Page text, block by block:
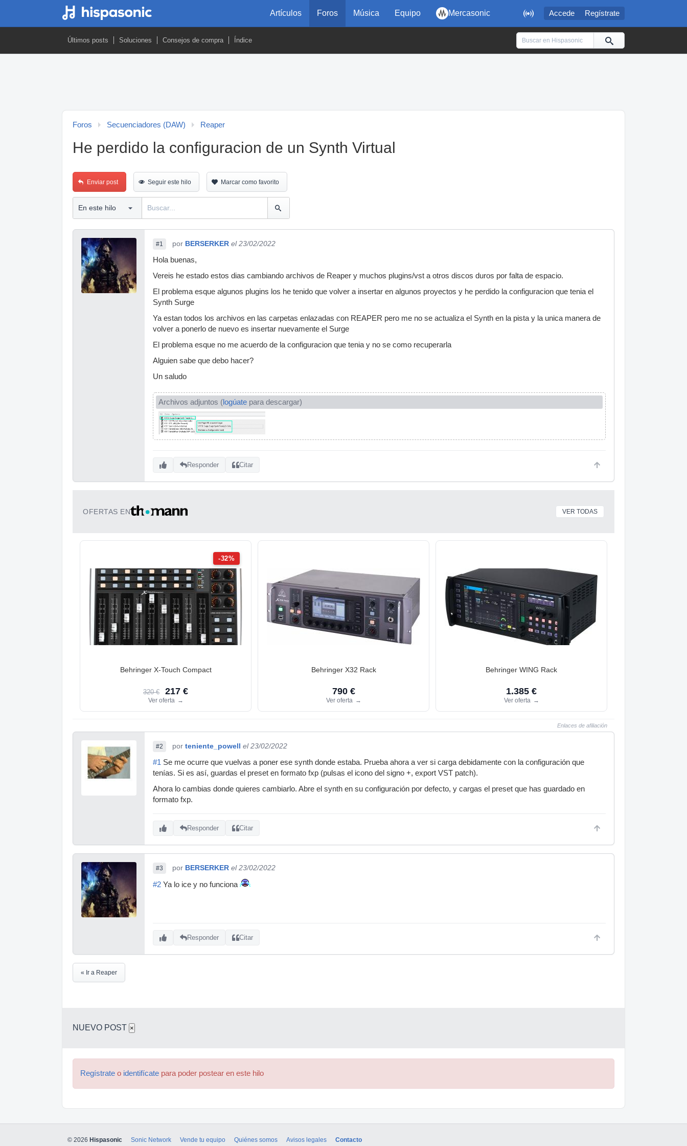
 Accede Regístrate
Artículos Foros Música Equipo Mercasonic
Últimos posts Soluciones Consejos de compra Índice
Foros Secuenciadores (DAW) Reaper
He perdido la configuracion de un Synth Virtual
Enviar post Seguir este hilo Marcar como favorito
#1 por BERSERKER el 23/02/2022
Hola buenas,
Vereis he estado estos dias cambiando archivos de Reaper y muchos plugins/vst a otros discos duros por falta de espacio.
El problema esque algunos plugins los he tenido que volver a insertar en algunos proyectos y he perdido la configuracion que tenia el
Synth Surge
Ya estan todos los archivos en las carpetas enlazadas con REAPER pero me no se actualiza el Synth en la pista y la unica manera de
volver a ponerlo de nuevo es insertar nuevamente el Surge
El problema esque no me acuerdo de la configuracion que tenia y no se como recuperarla
Alguien sabe que debo hacer?
Un saludo
Archivos adjuntos (logúate para descargar)
Responder Citar
OFERTAS EN VER TODAS
-32%
Behringer X-Touch Compact
320 € 217 €
Ver oferta →
Behringer X32 Rack
790 €
Ver oferta →
Behringer WING Rack
1.385 €
Ver oferta →
Enlaces de afiliación
#2 por teniente_powell el 23/02/2022
#1 Se me ocurre que vuelvas a poner ese synth donde estaba. Prueba ahora a ver si carga debidamente con la configuración que
tenías. Si es así, guardas el preset en formato fxp (pulsas el icono del signo +, export VST patch).
Ahora lo cambias donde quieres cambiarlo. Abre el synth en su configuración por defecto, y cargas el preset que has guardado en
formato fxp.
Responder Citar
#3 por BERSERKER el 23/02/2022
#2 Ya lo ice y no funciona
Responder Citar
« Ir a Reaper
NUEVO POST ×
Regístrate o identifícate para poder postear en este hilo
© 2026 Hispasonic Sonic Network Vende tu equipo Quiénes somos Avisos legales Contacto